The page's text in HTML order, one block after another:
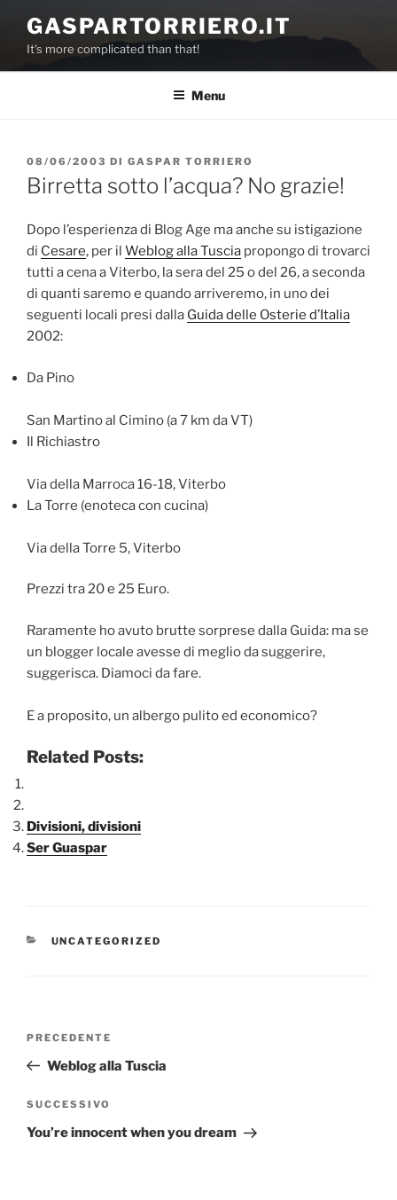
contenuto
GASPARTORRIERO.IT
It's more complicated than that!
Menu
PUBBLICATO
IL
08/06/2003 DI GASPAR TORRIERO
Birretta sotto l’acqua? No grazie!
Dopo l’esperienza di Blog Age ma anche su istigazione
di Cesare, per il Weblog alla Tuscia propongo di trovarci
tutti a cena a Viterbo, la sera del 25 o del 26, a seconda
di quanti saremo e quando arriveremo, in uno dei
seguenti locali presi dalla Guida delle Osterie d’Italia
2002:
Da Pino
San Martino al Cimino (a 7 km da VT)
Il Richiastro
Via della Marroca 16-18, Viterbo
La Torre (enoteca con cucina)
Via della Torre 5, Viterbo
Prezzi tra 20 e 25 Euro.
Raramente ho avuto brutte sorprese dalla Guida: ma se
un blogger locale avesse di meglio da suggerire,
suggerisca. Diamoci da fare.
E a proposito, un albergo pulito ed economico?
Related Posts:
Divisioni, divisioni
Ser Guaspar
CATEGORIE
UNCATEGORIZED
Articolo
precedente:
PRECEDENTE
Weblog alla Tuscia
Articolo
successivo
SUCCESSIVO
You’re innocent when you dream